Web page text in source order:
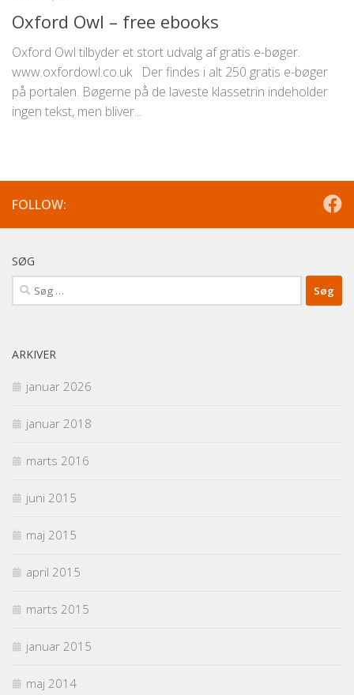
Oxford Owl – free ebooks
Oxford Owl tilbyder et stort udvalg af gratis e-bøger.
www.oxfordowl.co.uk Der findes i alt 250 gratis e-bøger
på portalen. Bøgerne på de laveste klassetrin indeholder
ingen tekst, men bliver...
FOLLOW:
SØG
Søg
efter:
ARKIVER
januar 2026
januar 2018
marts 2016
juni 2015
maj 2015
april 2015
marts 2015
januar 2015
maj 2014